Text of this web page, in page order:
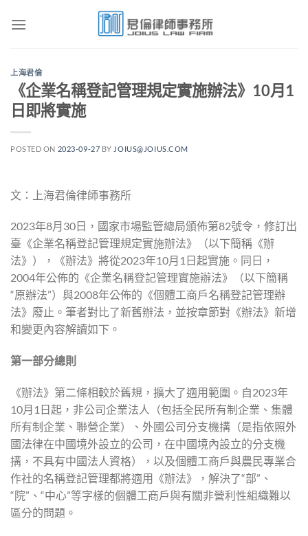
上海君倫
《企業名稱登記管理規定實施辦法》10月1
日即將實施
POSTED ON 2023-09-27 BY JOIUS@JOIUS.COM
文：上海君倫律師事務所
2023年8月30日，國家市場監管總局頒佈第82號令，修訂出
臺《企業名稱登記管理規定實施辦法》（以下簡稱《辦
法》），《辦法》將從2023年10月1日起實施。同日，
2004年公佈的《企業名稱登記管理實施辦法》（以下簡稱
“原辦法”）與2008年公佈的《個體工商戶名稱登記管理辦
法》廢止。筆者對比了新舊辦法，並按章節對《辦法》新增
和變更內容解讀如下。
第一部分總則
《辦法》第二條相較於舊規，擴大了適用範圍。自2023年
10月1日起，非公司企業法人（包括全民所有制企業、集體
所有制企業、聯營企業）、外國公司分支機搆（是指依照外
國法律在中國境外設立的公司，在中國境內設立的分支機
搆，不具有中國法人資格），以及個體工商戶與農民專業合
作社的名稱登記管理都將適用《辦法》，解決了“部”、
“院”、“中心”等字樣的個體工商戶與有關非營利性組織難以
區分的問題。